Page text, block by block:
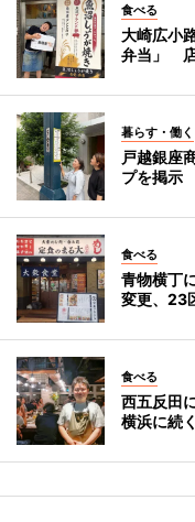
食べる
大崎広小
弁当」 店
暮らす・働く
戸越銀座
プを掲示
食べる
青物横丁
変更、23
食べる
西五反田
横浜に続